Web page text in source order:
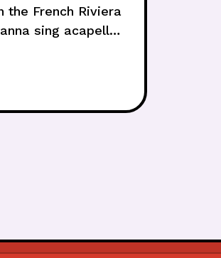
the French Riviera
sing acapella